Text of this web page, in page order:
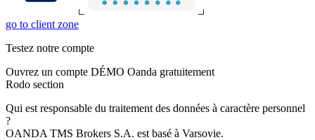
go to client zone
Testez notre compte
Ouvrez un compte DÉMO Oanda gratuitement
Rodo section
Qui est responsable du traitement des données à caractère personnel
?
OANDA TMS Brokers S.A. est basé à Varsovie.